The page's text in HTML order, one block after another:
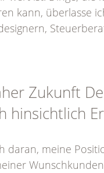
kann, überlasse
Zukunft
hinsichtlich
daran, meine